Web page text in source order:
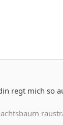
regt mich so